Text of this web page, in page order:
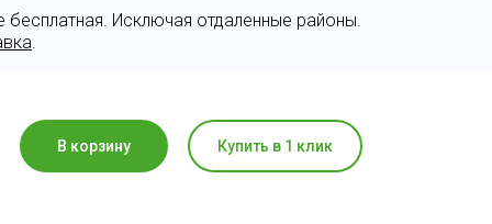
Исключая отдаленные районы.
.
В корзину Купить в 1 клик